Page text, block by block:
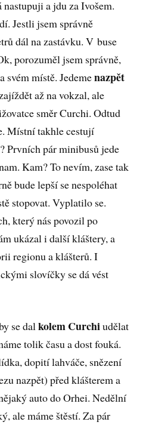
a jdu za Ivošem.
Jestli jsem správně
dál na zastávku. V buse
porozuměl jsem správně,
svém místě. Jedemenazpět
až na vokzal, ale
směr Curchi. Odtud
Místní takhle cestují
Prvních pár minibusů jede
Kam? To nevím, zase tak
bude lepší se nespoléhat
stopovat. Vyplatilo se.
který nás povozil po
ukázal i další kláštery, a
regionu a klášterů. I
slovíčky se dá vést
se dalkolem Curchiudělat
tolik času a dost fouká.
dopití lahváče, snězení
nazpět) před klášterem a
auto do Orhei. Nedělní
ale máme štěstí. Za pár